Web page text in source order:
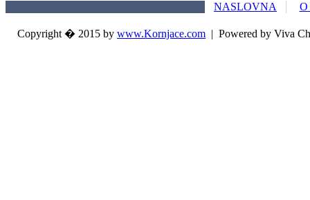
NASLOVNA
Copyright � 2015 by www.Kornjace.com | Powered by Viva